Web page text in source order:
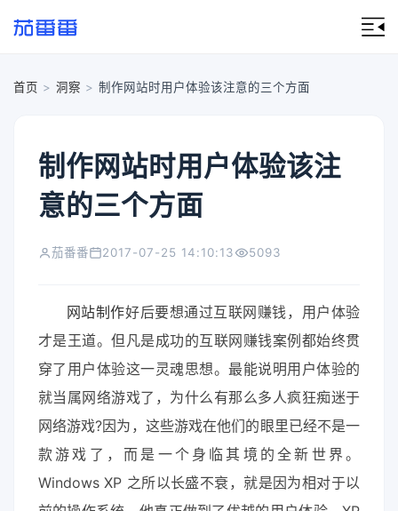
首页 > 洞察 > 制作网站时用户体验该注意的三个方面
制作网站时用户体验该注
意的三个方面
茄番番 2017-07-25 14:10:13 5093
网站制作好后要想通过互联网赚钱，用户体验
才是王道。但凡是成功的互联网赚钱案例都始终贯
穿了用户体验这一灵魂思想。最能说明用户体验的
就当属网络游戏了，为什么有那么多人疯狂痴迷于
网络游戏?因为，这些游戏在他们的眼里已经不是一
款游戏了，而是一个身临其境的全新世界。
Windows XP 之所以长盛不衰，就是因为相对于以